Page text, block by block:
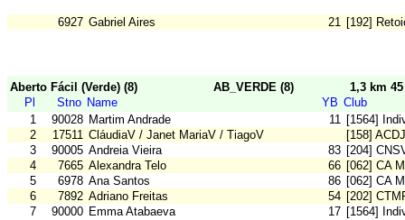
6927 Gabriel Aires 21 [192]
Aberto Fácil (Verde) (8) AB_VERDE (8)
1,3 km
Pl
Stno Name YB Club
1
90028 Martim Andrade 11 [1564]
2
17511 CláudiaV / Janet MariaV / TiagoV
[158]
3
90005 Andreia Vieira 83 [204]
4
7665 Alexandra Telo 66 [062] CA
5
6978 Ana Santos 86 [062] CA
6
7892 Adriano Freitas 54 [202]
7
90000 Emma Atabaeva 17 [1564]